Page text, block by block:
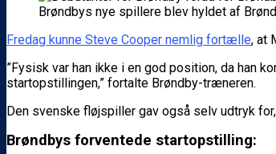
Brøndbys nye spillere blev hyldet af
Fredag kunne Steve Cooper nemlig fortælle, at
”Fysisk var han ikke i en god position, da han
startopstillingen,” fortalte Brøndby-træneren.
Den svenske fløjspiller gav også selv udtryk
Brøndbys forventede startopstilling: